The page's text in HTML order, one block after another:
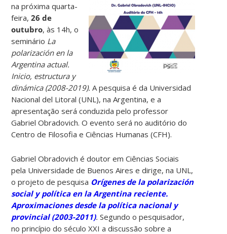
na próxima quarta-
feira,26 de
outubro, às 14h, o
seminário La
polarización en la
Argentina actual.
Inicio, estructura y
dinámica (2008-2019).A pesquisa é da Universidad
Nacional del Litoral (UNL), na Argentina, e a
apresentação será conduzida pelo professor
Gabriel Obradovich.O evento será no auditório do
Centro de Filosofia e Ciências Humanas (CFH).
Gabriel Obradovich é doutor em Ciências Sociais
pela Universidade de Buenos Aires e dirige, na UNL,
o projeto de pesquisa Orígenes de la polarización
social y política en la Argentina reciente.
Aproximaciones desde la política nacional y
provincial (2003-2011). Segundo o pesquisador,
no princípio do século XXI a discussão sobre a